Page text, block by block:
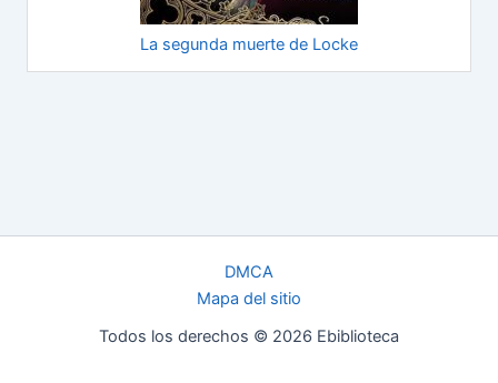
La segunda muerte de Locke
DMCA
Mapa del sitio
Todos los derechos © 2026 Ebiblioteca